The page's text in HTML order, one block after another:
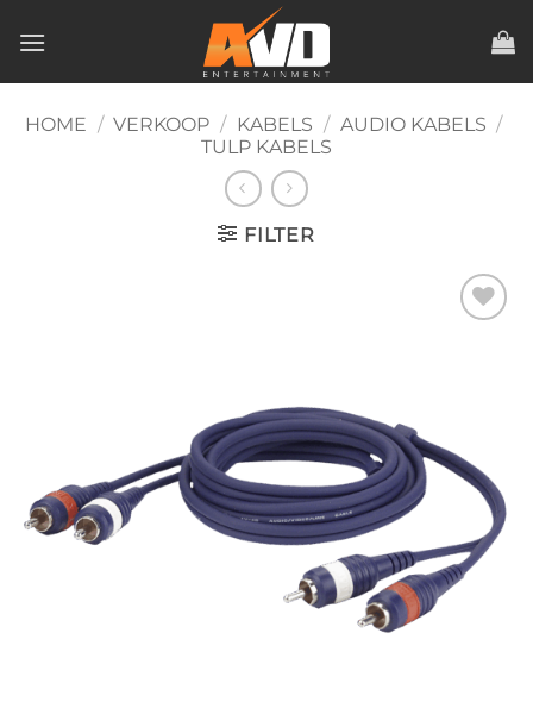
naar
HOME / VERKOOP / KABELS / AUDIO KABELS /
TULP KABELS
FILTER